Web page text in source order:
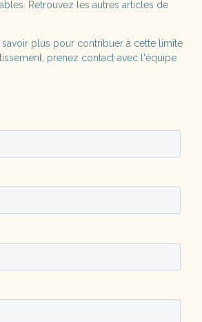
Retrouvez les autres articles de
savoir plus pour contribuer à cette limite
prenez contact avec l'équipe